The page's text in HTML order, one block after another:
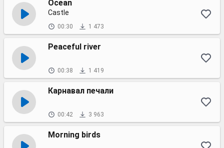
Ocean
Castle
00:30 1 473
Peaceful river
00:38 1 419
Карнавал печали
00:42 3 963
Morning birds